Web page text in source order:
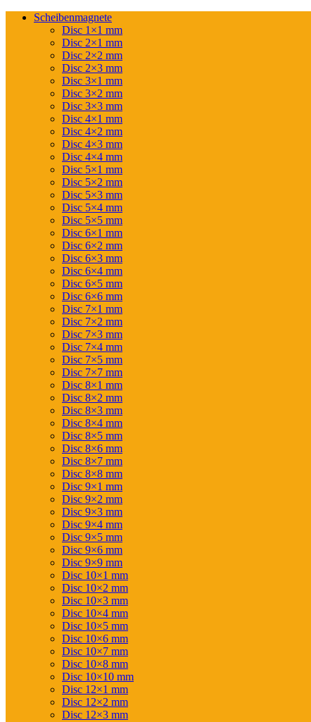
Scheibenmagnete
Disc 1×1 mm
Disc 2×1 mm
Disc 2×2 mm
Disc 2×3 mm
Disc 3×1 mm
Disc 3×2 mm
Disc 3×3 mm
Disc 4×1 mm
Disc 4×2 mm
Disc 4×3 mm
Disc 4×4 mm
Disc 5×1 mm
Disc 5×2 mm
Disc 5×3 mm
Disc 5×4 mm
Disc 5×5 mm
Disc 6×1 mm
Disc 6×2 mm
Disc 6×3 mm
Disc 6×4 mm
Disc 6×5 mm
Disc 6×6 mm
Disc 7×1 mm
Disc 7×2 mm
Disc 7×3 mm
Disc 7×4 mm
Disc 7×5 mm
Disc 7×7 mm
Disc 8×1 mm
Disc 8×2 mm
Disc 8×3 mm
Disc 8×4 mm
Disc 8×5 mm
Disc 8×6 mm
Disc 8×7 mm
Disc 8×8 mm
Disc 9×1 mm
Disc 9×2 mm
Disc 9×3 mm
Disc 9×4 mm
Disc 9×5 mm
Disc 9×6 mm
Disc 9×9 mm
Disc 10×1 mm
Disc 10×2 mm
Disc 10×3 mm
Disc 10×4 mm
Disc 10×5 mm
Disc 10×6 mm
Disc 10×7 mm
Disc 10×8 mm
Disc 10×10 mm
Disc 12×1 mm
Disc 12×2 mm
Disc 12×3 mm